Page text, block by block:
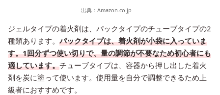
出典： Amazon.co.jp
ジェルタイプの着火剤は、パックタイプのチューブタイプの2
種類あります。 パックタイプは、着火剤が小袋に入っていま
す。1回分ずつ使い切りで、量の調節が不要なため初心者にも
適しています。チューブタイプは、容器から押し出した着火
剤を炭に塗って使います。使用量を自分で調整できるため上
級者におすすめです。